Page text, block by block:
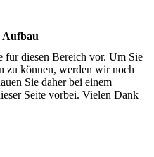
Aufbau
diesen Bereich vor. Um Sie
zu können, werden wir noch
Sie daher bei einem
Seite vorbei. Vielen Dank